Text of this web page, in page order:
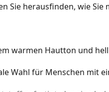
Sie herausfinden, wie Sie
warmen Hautton und
Wahl für Menschen mit